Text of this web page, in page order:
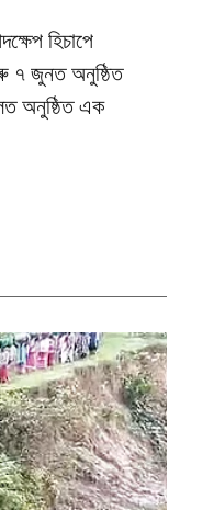
হিচাপে
৭ জুনত অনুষ্ঠিত
অনুষ্ঠিত এক